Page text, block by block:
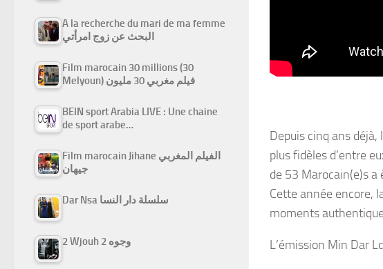
Depuis cinq ans
plus fidèles d’entre
de 53 Marocain(e)s
Cette année encore,
moments
L’émission Min Dar
A la recherche du mari de ma femme
البحث عن زوج امرأتي
Film marocain 30 millions (30
Melyoun) فيلم مغربي 30 مليون
BEIN sport Arabia LIVE : Une chaine
de sport arabe…
Film marocain Jihane الفيلم المغربي
جيهان
Dar Nsa سلسلة دار النسا
2 Wjouh 2 وجوه